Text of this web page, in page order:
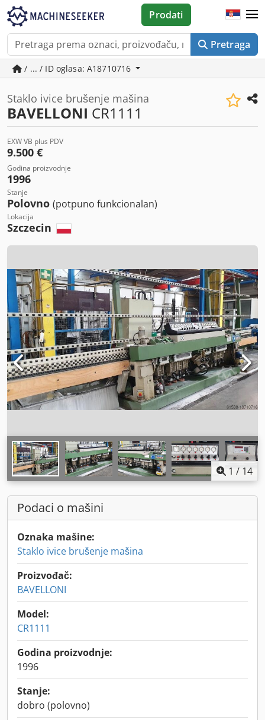
Pretraga
Prodati
/ ... / ID oglasa: A18710716
Staklo ivice brušenje mašina
BAVELLONI CR1111
EXW VB plus PDV
9.500 €
Godina proizvodnje
1996
Stanje
Polovno (potpuno funkcionalan)
Lokacija
Szczecin
1 / 14
Podaci o mašini
Oznaka mašine:
Staklo ivice brušenje mašina
Proizvođač:
BAVELLONI
Model:
CR1111
Godina proizvodnje:
1996
Stanje:
dobro (polovno)